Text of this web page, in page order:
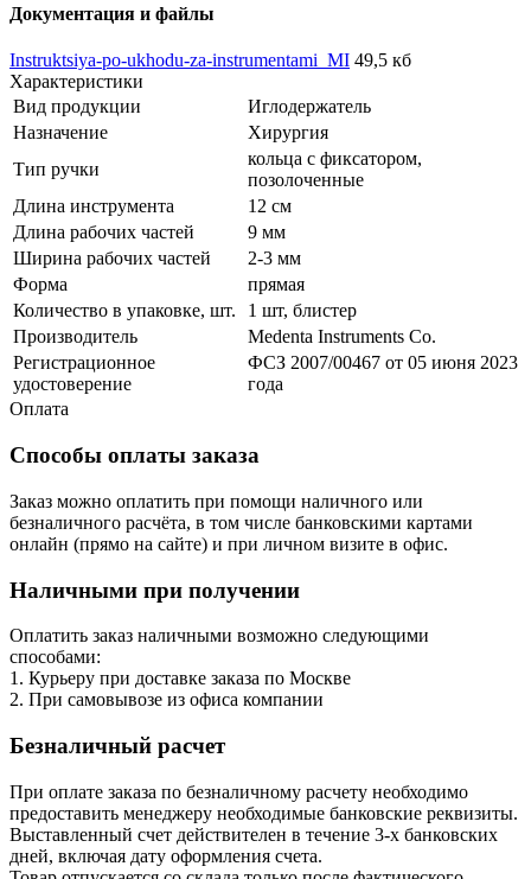
Документация и файлы
Instruktsiya-po-ukhodu-za-instrumentami_MI 49,5 кб
Характеристики
Вид продукции
Иглодержатель
Назначение
Хирургия
Тип ручки
кольца с фиксатором,
позолоченные
Длина инструмента
12 см
Длина рабочих частей
9 мм
Ширина рабочих частей
2-3 мм
Форма
прямая
Количество в упаковке, шт.
1 шт, блистер
Производитель
Medenta Instruments Co.
Регистрационное
удостоверение
ФСЗ 2007/00467 от 05 июня 2023
года
Оплата
Способы оплаты заказа
Заказ можно оплатить при помощи наличного или
безналичного расчёта, в том числе банковскими картами
онлайн (прямо на сайте) и при личном визите в офис.
Наличными при получении
Оплатить заказ наличными возможно следующими
способами:
1. Курьеру при доставке заказа по Москве
2. При самовывозе из офиса компании
Безналичный расчет
При оплате заказа по безналичному расчету необходимо
предоставить менеджеру необходимые банковские реквизиты.
Выставленный счет действителен в течение 3-х банковских
дней, включая дату оформления cчета.